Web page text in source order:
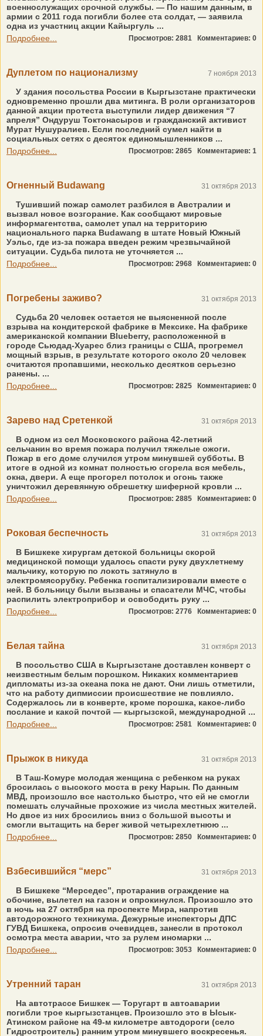
военнослужащих срочной службы. — По нашим данным, в
армии с 2011 года погибли более ста солдат, — заявила
одна из участниц акции Кайыргуль ...
Подробнее...
Просмотров: 2881 Комментариев: 0
Дуплетом по национализму 7 ноября 2013
У здания посольства России в Кыргызстане практически
одновременно прошли два митинга. В роли организаторов
данной акции протеста выступили лидер движения “7
апреля” Ондуруш Токтонасыров и гражданский активист
Мурат Нушуралиев. Если последний сумел найти в
социальных сетях с десяток единомышленников ...
Подробнее...
Просмотров: 2865 Комментариев: 1
Огненный Budawang 31 октября 2013
Тушивший пожар самолет разбился в Австралии и
вызвал новое возгорание. Как сообщают мировые
информ­агентства, самолет упал на территорию
национального парка Budawang в штате Новый Южный
Уэльс, где из-за пожара введен режим чрезвычайной
ситуации. Судьба пилота не уточняется ...
Подробнее...
Просмотров: 2968 Комментариев: 0
Погребены заживо? 31 октября 2013
Судьба 20 человек остается не выясненной после
взрыва на кондитерской фабрике в Мексике. На фабрике
американской компании Blueberry, расположенной в
городе Сьюдад-Хуарес близ границы с США, прогремел
мощный взрыв, в результате которого около 20 человек
считаются пропавшими, несколько десятков серьезно
ранены. ...
Подробнее...
Просмотров: 2825 Комментариев: 0
Зарево над Сретенкой 31 октября 2013
В одном из сел Московского района 42-летний
сельчанин во время пожара получил тяжелые ожоги.
Пожар в его доме случился утром минувшей субботы. В
итоге в одной из комнат полностью сгорела вся мебель,
окна, двери. А еще прогорел потолок и огонь также
уничтожил деревянную обрешетку шиферной кровли ...
Подробнее...
Просмотров: 2885 Комментариев: 0
Роковая беспечность 31 октября 2013
В Бишкеке хирургам детской больницы скорой
медицинской помощи удалось спасти руку двухлетнему
мальчику, которую по локоть затянуло в
электромясорубку. Ребенка госпитализировали вместе с
ней. В больницу были вызваны и спасатели МЧС, чтобы
распилить электроприбор и освободить руку ...
Подробнее...
Просмотров: 2776 Комментариев: 0
Белая тайна 31 октября 2013
В посольство США в Кыргызстане доставлен конверт с
неизвестным белым порошком. Никаких комментариев
дипломаты из-за океана пока не дают. Они лишь отметили,
что на работу дипмиссии происшествие не повлияло.
Содержалось ли в конверте, кроме порошка, какое-либо
послание и какой почтой — кыргызской, международной ...
Подробнее...
Просмотров: 2581 Комментариев: 0
Прыжок в никуда 31 октября 2013
В Таш-Комуре молодая женщина с ребенком на руках
бросилась с высокого моста в реку Нарын. По данным
МВД, произошло все настолько быстро, что ей не смогли
помешать случайные прохожие из числа местных жителей.
Но двое из них бросились вниз с большой высоты и
смогли вытащить на берег живой четырехлетнюю ...
Подробнее...
Просмотров: 2850 Комментариев: 0
Взбесившийся “мерс” 31 октября 2013
В Бишкеке “Мерседес”, протаранив ограждение на
обочине, вылетел на газон и опрокинулся. Произошло это
в ночь на 27 октября на проспекте Мира, напротив
автодорожного техникума. Дежурные инспекторы ДПС
ГУВД Бишкека, опросив очевидцев, занесли в протокол
осмотра места аварии, что за рулем иномарки ...
Подробнее...
Просмотров: 3053 Комментариев: 0
Утренний таран 31 октября 2013
На автотрассе Бишкек — Торугарт в автоаварии
погибли трое кыргызстанцев. Произошло это в Ысык-
Атинском районе на 49-м километре автодороги (село
Гидростроитель) ранним утром минувшего воскресенья.